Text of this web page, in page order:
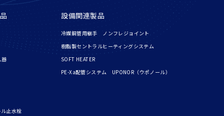
器
止水栓
設備関連製品
冷媒銅管用継手 ノンフレジョイント
樹脂製セントラルヒーティングシステム
SOFT HEATER
PE-Xa配管システム UPONOR（ウポノール）